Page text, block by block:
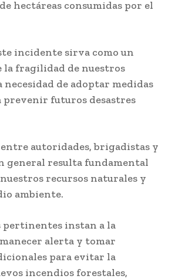
hectáreas consumidas por el
incidente sirva como un
la fragilidad de nuestros
necesidad de adoptar medidas
prevenir futuros desastres
autoridades, brigadistas y
general resulta fundamental
recursos naturales y
ambiente.
pertinentes instan a la
alerta y tomar
para evitar la
incendios forestales,